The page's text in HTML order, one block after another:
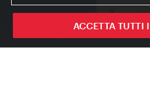
ACCETTA TUTTI